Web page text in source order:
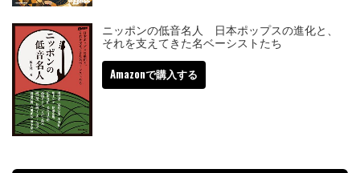
ニッポンの低音名人 日本ポップスの進化と、
それを支えてきた名ベーシストたち
Amazonで購入する